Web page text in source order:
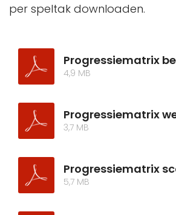
per speltak downloaden.
Progressiematrix
4,9 MB
Progressiematrix
3,7 MB
Progressiematrix
5,7 MB